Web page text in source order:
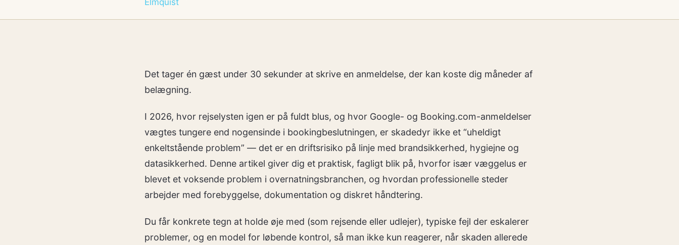
Det tager én gæst under 30 sekunder at skrive en anmeldelse, der kan koste dig måneder af
belægning.
I 2026, hvor rejselysten igen er på fuldt blus, og hvor Google- og Booking.com-anmeldelser
vægtes tungere end nogensinde i bookingbeslutningen, er skadedyr ikke et “uheldigt
enkeltstående problem” — det er en driftsrisiko på linje med brandsikkerhed, hygiejne og
datasikkerhed. Denne artikel giver dig et praktisk, fagligt blik på, hvorfor især væggelus er
blevet et voksende problem i overnatningsbranchen, og hvordan professionelle steder
arbejder med forebyggelse, dokumentation og diskret håndtering.
Du får konkrete tegn at holde øje med (som rejsende eller udlejer), typiske fejl der eskalerer
problemer, og en model for løbende kontrol, så man ikke kun reagerer, når skaden allerede